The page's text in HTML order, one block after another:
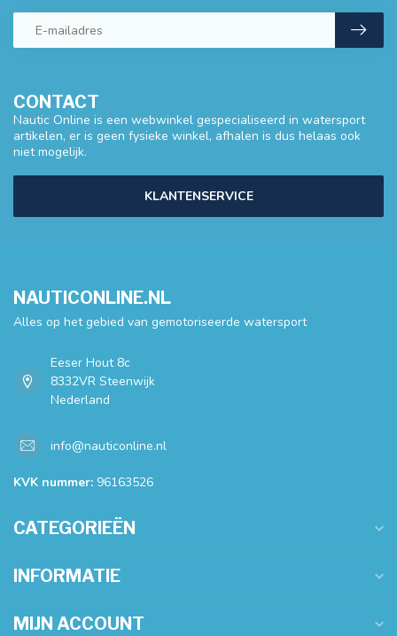
CONTACT
Nautic Online is een webwinkel gespecialiseerd in watersport
artikelen, er is geen fysieke winkel, afhalen is dus helaas ook
niet mogelijk.
KLANTENSERVICE
NAUTICONLINE.NL
Alles op het gebied van gemotoriseerde watersport
Eeser Hout 8c
8332VR Steenwijk
Nederland
info@nauticonline.nl
KVK nummer: 96163526
CATEGORIEËN
INFORMATIE
MIJN ACCOUNT